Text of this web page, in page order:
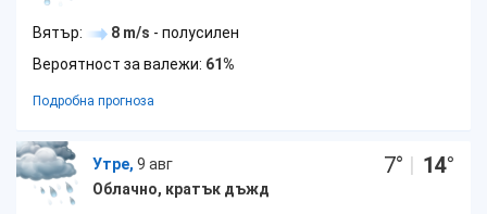
Вятър: 8 m/s - полусилен
Вероятност за валежи: 61%
Подробна прогноза
Утре, 9 авг
Облачно, кратък дъжд
7° | 14°